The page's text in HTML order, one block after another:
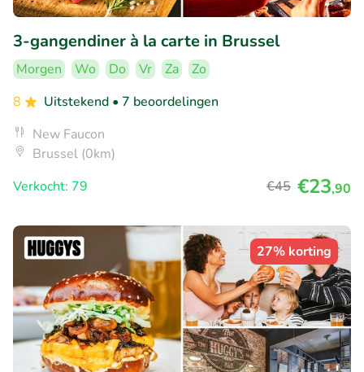
3-gangendiner à la carte in Brussel
Morgen Wo Do Vr Za
Zo
8
Uitstekend • 7 beoordelingen
New Faucon
Brussel (0km)
Verkocht: 79
€45 €23,90
27% korting